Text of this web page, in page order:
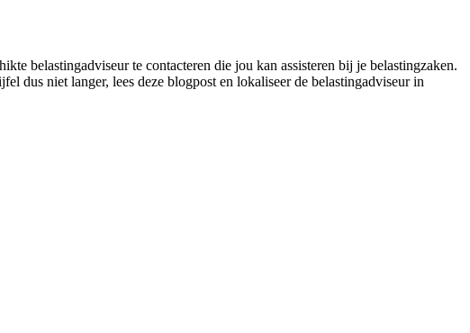
belastingadviseur te contacteren die jou kan assisteren bij je belastingzaken.
dus niet langer, lees deze blogpost en lokaliseer de belastingadviseur in